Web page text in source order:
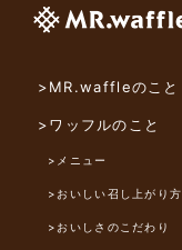
>MR.waffleのこと
>ワッフルのこと
>メニュー
>おいしい召し上がり方
>おいしさのこだわり